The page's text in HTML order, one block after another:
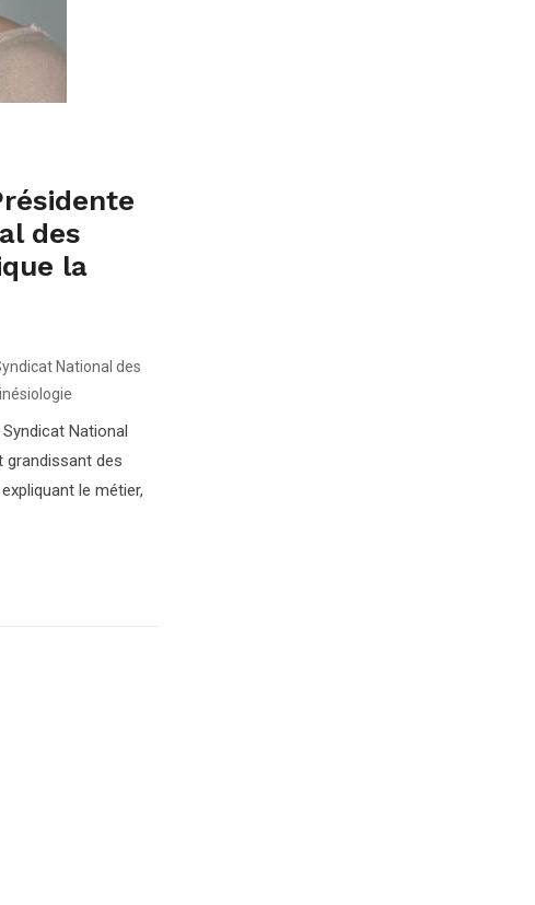
des
la
National des
National
grandissant des
le métier,